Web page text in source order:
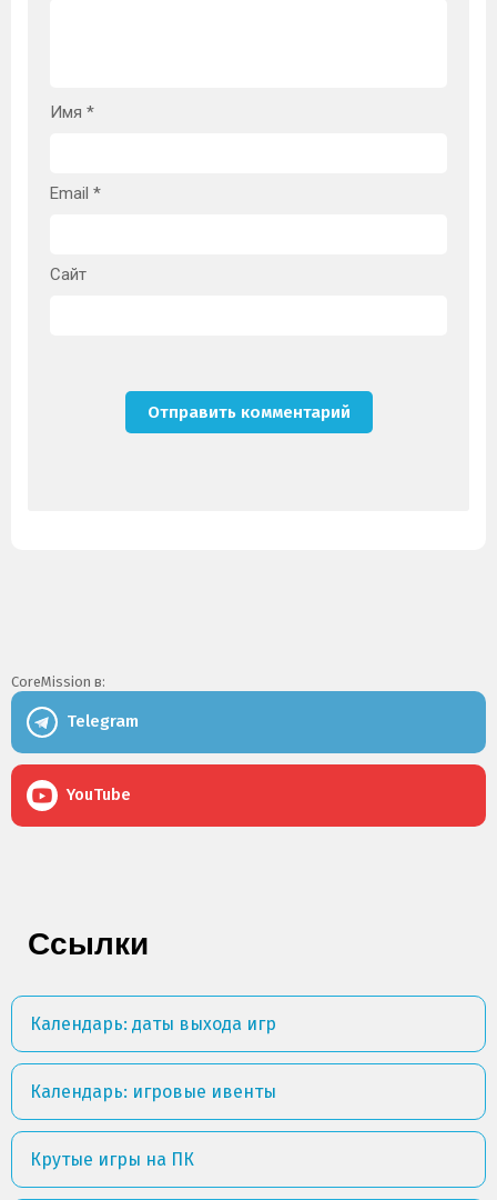
Имя *
Email *
Сайт
CoreMission в:
Telegram
YouTube
Ссылки
Календарь: даты выхода игр
Календарь: игровые ивенты
Крутые игры на ПК